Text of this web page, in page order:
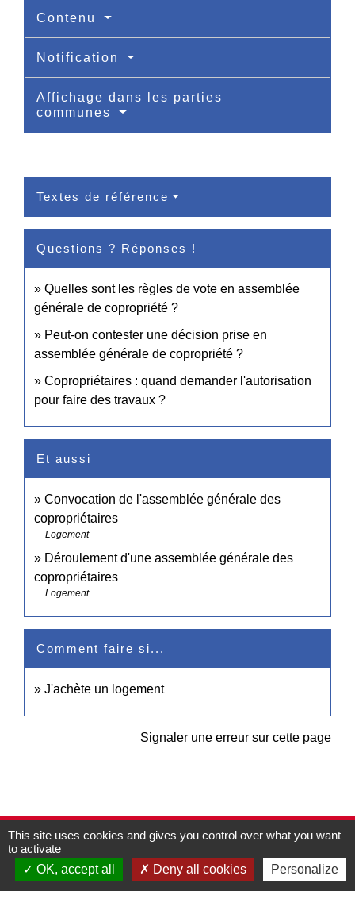
Contenu
Notification
Affichage dans les parties
communes
Textes de référence
Questions ? Réponses !
Quelles sont les règles de vote en assemblée
générale de copropriété ?
Peut-on contester une décision prise en
assemblée générale de copropriété ?
Copropriétaires : quand demander l'autorisation
pour faire des travaux ?
Et aussi
Convocation de l'assemblée générale des
copropriétaires
Logement
Déroulement d'une assemblée générale des
copropriétaires
Logement
Comment faire si...
J'achète un logement
Signaler une erreur sur cette page
Contacts
Commune de Pullay
2 rue des Rossignols
27130 Pullay - FRANCE
This site uses cookies and gives you control over what you want
to activate
OK, accept all
Deny all cookies Personalize